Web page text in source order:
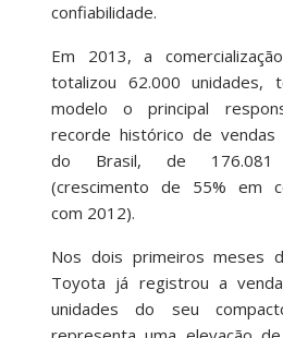
confiabilidade.
Em 2013, a
totalizou 62.000 unidades,
modelo o principal
recorde histórico de vendas
do Brasil, de 176.081
(crescimento de 55% em
com 2012).
Nos dois primeiros meses
Toyota já registrou a
unidades do seu